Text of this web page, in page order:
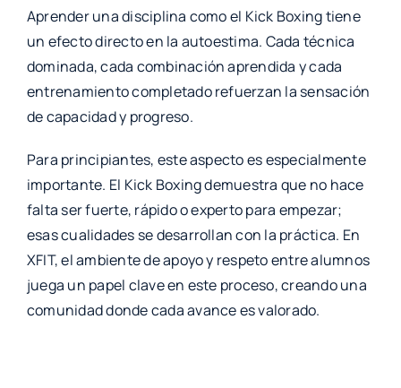
Aprender una disciplina como el Kick Boxing tiene
un efecto directo en la autoestima. Cada técnica
dominada, cada combinación aprendida y cada
entrenamiento completado refuerzan la sensación
de capacidad y progreso.
Para principiantes, este aspecto es especialmente
importante. El Kick Boxing demuestra que no hace
falta ser fuerte, rápido o experto para empezar;
esas cualidades se desarrollan con la práctica. En
XFIT, el ambiente de apoyo y respeto entre alumnos
juega un papel clave en este proceso, creando una
comunidad donde cada avance es valorado.